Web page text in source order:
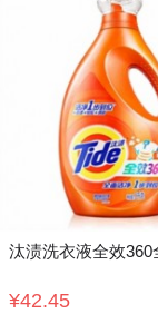
汰渍洗衣液全效360
¥42.45